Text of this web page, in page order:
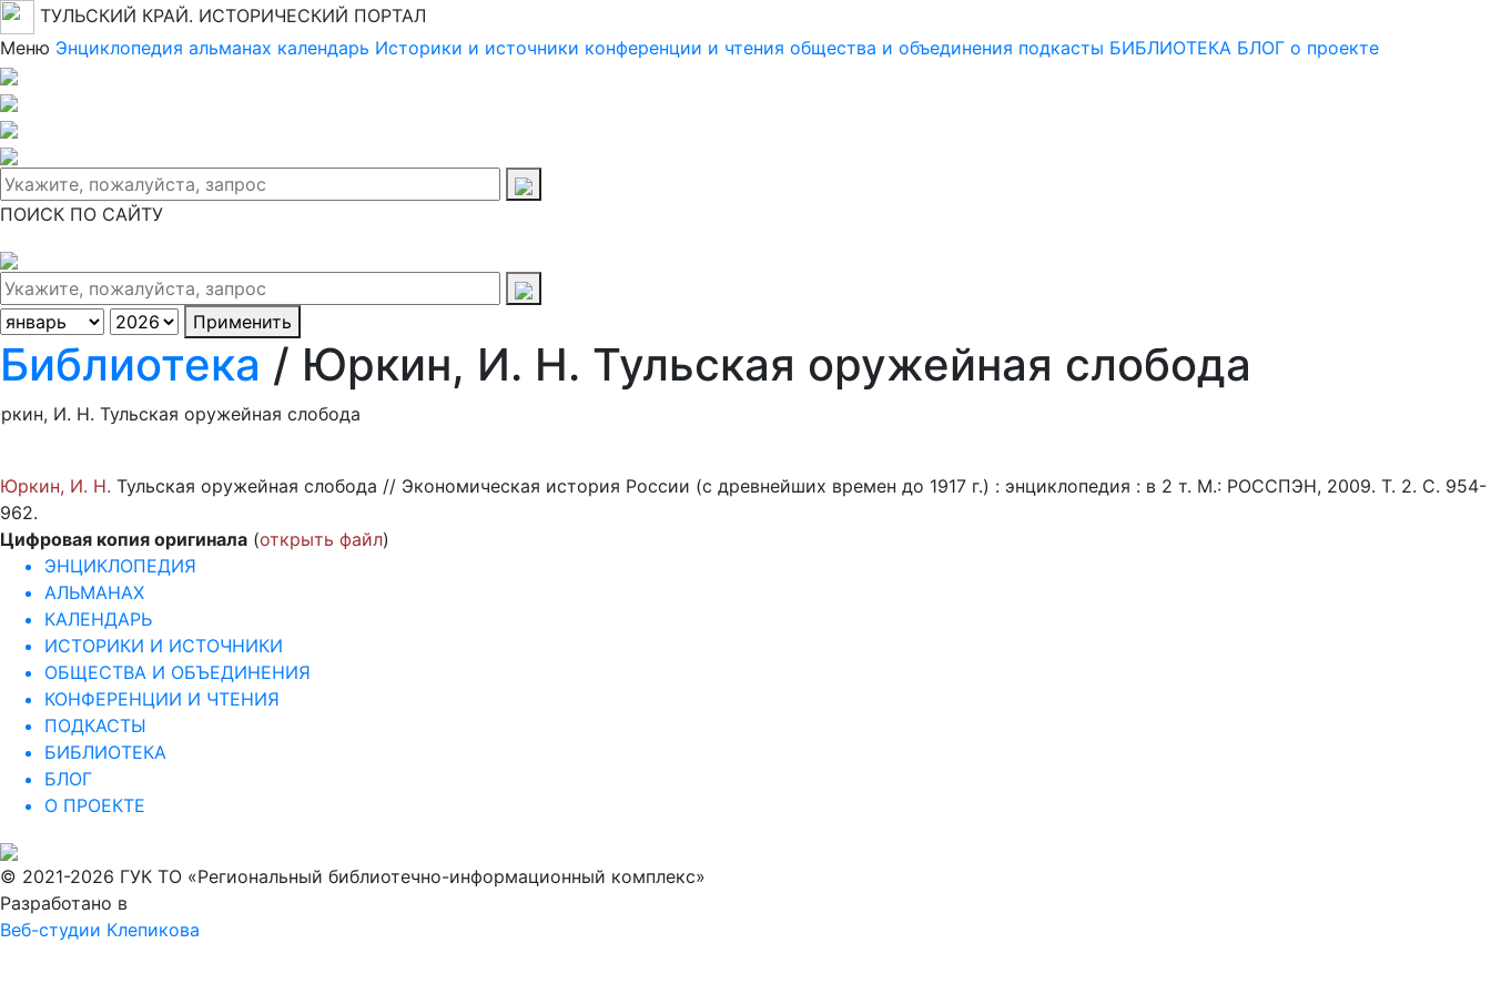
ТУЛЬСКИЙ КРАЙ. ИСТОРИЧЕСКИЙ ПОРТАЛ
Меню Энциклопедия альманах календарь Историки и источники конференции и чтения общества и объединения подкасты БИБЛИОТЕКА БЛОГ о проекте
ПОИСК ПО САЙТУ
Применить
Библиотека / Юркин, И. Н. Тульская оружейная слобода
И. Н. Тульская оружейная слобода
Юркин, И. Н. Тульская оружейная слобода // Экономическая история России (с древнейших времен до 1917 г.) : энциклопедия : в 2 т. М.: РОССПЭН, 2009. Т. 2. С. 954-
962.
Цифровая копия оригинала (открыть файл)
ЭНЦИКЛОПЕДИЯ
АЛЬМАНАХ
КАЛЕНДАРЬ
ИСТОРИКИ И ИСТОЧНИКИ
ОБЩЕСТВА И ОБЪЕДИНЕНИЯ
КОНФЕРЕНЦИИ И ЧТЕНИЯ
ПОДКАСТЫ
БИБЛИОТЕКА
БЛОГ
О ПРОЕКТЕ
© 2021-2026 ГУК ТО «Региональный библиотечно-информационный комплекс»
Разработано в
Веб-студии Клепикова